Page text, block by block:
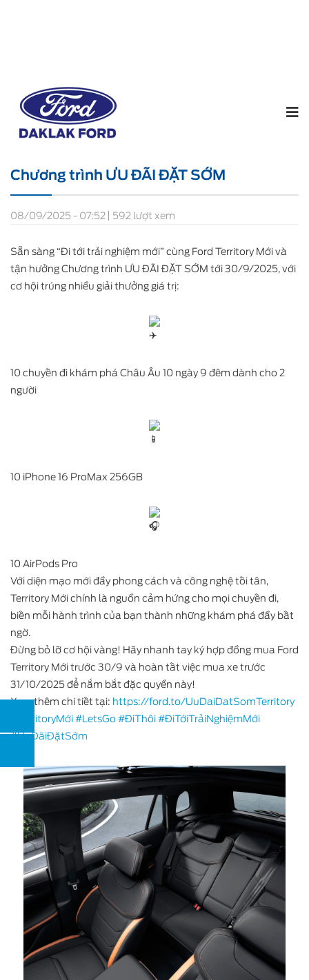
Home Tin tức
Chương trình ƯU ĐÃI ĐẶT SỚM
08/09/2025 - 07:52 592 lượt xem
Sẵn sàng “Đi tới trải nghiệm mới” cùng Ford Territory Mới và
tận hưởng Chương trình ƯU ĐÃI ĐẶT SỚM tới 30/9/2025, với
cơ hội trúng nhiều giải thưởng giá trị:
10 chuyến đi khám phá Châu Âu 10 ngày 9 đêm dành cho 2
người
10 iPhone 16 ProMax 256GB
10 AirPods Pro
Với diện mạo mới đầy phong cách và công nghệ tối tân,
Territory Mới chính là nguồn cảm hứng cho mọi chuyến đi,
biến mỗi hành trình của bạn thành những khám phá đầy bất
ngờ.
Đừng bỏ lỡ cơ hội vàng! Hãy nhanh tay ký hợp đồng mua Ford
Territory Mới trước 30/9 và hoàn tất việc mua xe trước
31/10/2025 để nắm bắt đặc quyền này!
Xem thêm chi tiết tại: https://ford.to/UuDaiDatSomTerritory
#TerritoryMới #LetsGo #ĐiThôi #ĐiTớiTrảiNghiệmMới
#ƯuĐãiĐặtSớm